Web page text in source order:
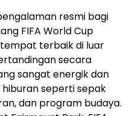
resmi bagi
FIFA World Cup
terbaik di luar
secara
sangat energik dan
seperti sepak
dan program budaya.